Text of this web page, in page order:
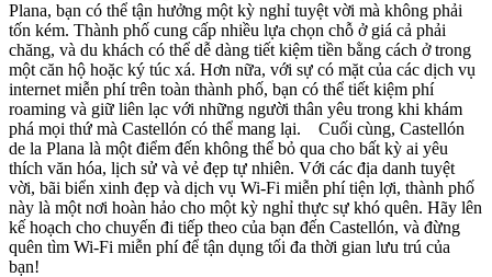
Plana, bạn có thể tận hưởng một kỳ nghỉ tuyệt vời mà không phải
tốn kém. Thành phố cung cấp nhiều lựa chọn chỗ ở giá cả phải
chăng, và du khách có thể dễ dàng tiết kiệm tiền bằng cách ở trong
một căn hộ hoặc ký túc xá. Hơn nữa, với sự có mặt của các dịch vụ
internet miễn phí trên toàn thành phố, bạn có thể tiết kiệm phí
roaming và giữ liên lạc với những người thân yêu trong khi khám
phá mọi thứ mà Castellón có thể mang lại. Cuối cùng, Castellón
de la Plana là một điểm đến không thể bỏ qua cho bất kỳ ai yêu
thích văn hóa, lịch sử và vẻ đẹp tự nhiên. Với các địa danh tuyệt
vời, bãi biển xinh đẹp và dịch vụ Wi-Fi miễn phí tiện lợi, thành phố
này là một nơi hoàn hảo cho một kỳ nghỉ thực sự khó quên. Hãy lên
kế hoạch cho chuyến đi tiếp theo của bạn đến Castellón, và đừng
quên tìm Wi-Fi miễn phí để tận dụng tối đa thời gian lưu trú của
bạn!